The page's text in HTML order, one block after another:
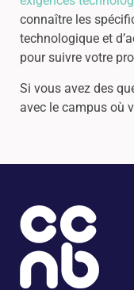
connaître les
technologique et
pour suivre votre
Si vous avez des
avec le campus où